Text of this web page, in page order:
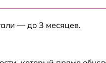
от 60
— до 3 месяцев.